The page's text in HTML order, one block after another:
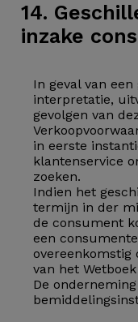
14.
inzake
In geval van
interpretatie,
gevolgen van
in eerste
klantenservice
zoeken.
Indien het
termijn in der
de consument
een
overeenkomstig
van het
De